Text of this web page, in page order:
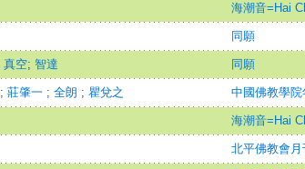
海潮音=Hai
同願
真空; 智達 同願
; 莊肇一 ; 全朗 ; 瞿兌之 中國佛教學院
海潮音=Hai
北平佛教會月